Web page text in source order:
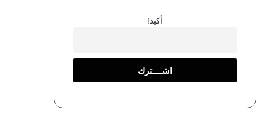
أكيد!